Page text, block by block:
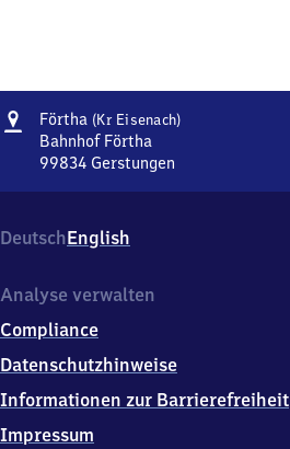
Adresse
Förtha (Kr Eisenach)Förtha
Bahnhof Förtha
99834 Gerstungen
Eisenach),
Bahnhof
9
8
3
Gerstungen
DeutschEnglish
Analyse verwalten
Compliance
Datenschutzhinweise
Informationen zur Barrierefreiheit
Impressum